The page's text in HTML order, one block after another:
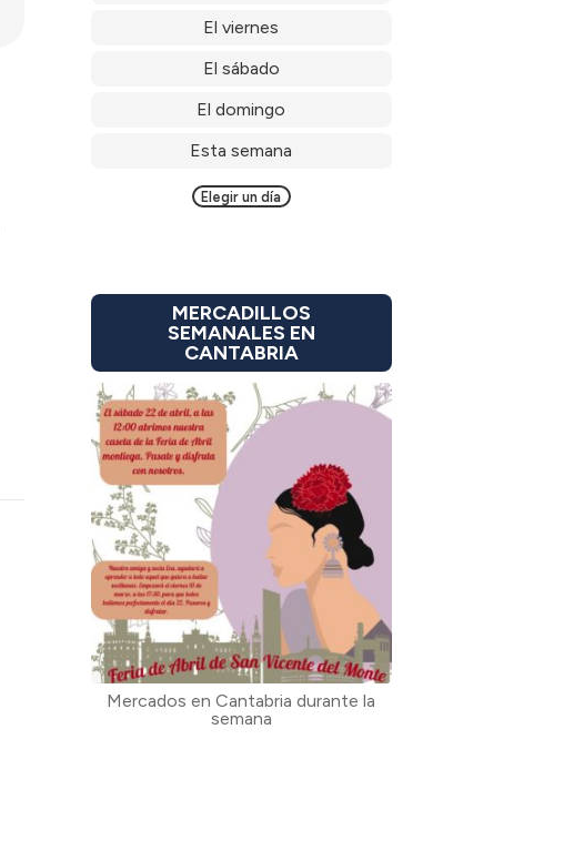
El viernes
El sábado
El domingo
Esta semana
Elegir un día
MERCADILLOS
SEMANALES EN
CANTABRIA
Mercados en Cantabria durante la
semana